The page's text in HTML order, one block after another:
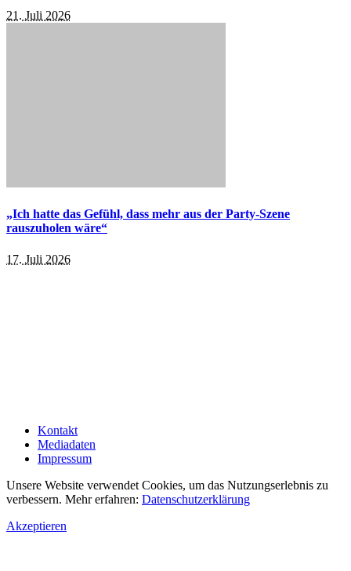
21. Juli 2026
„Ich hatte das Gefühl, dass mehr aus der Party-Szene
rauszuholen wäre“
17. Juli 2026
Kontakt
Mediadaten
Impressum
Unsere Website verwendet Cookies, um das Nutzungserlebnis zu
verbessern. Mehr erfahren: Datenschutzerklärung
Akzeptieren